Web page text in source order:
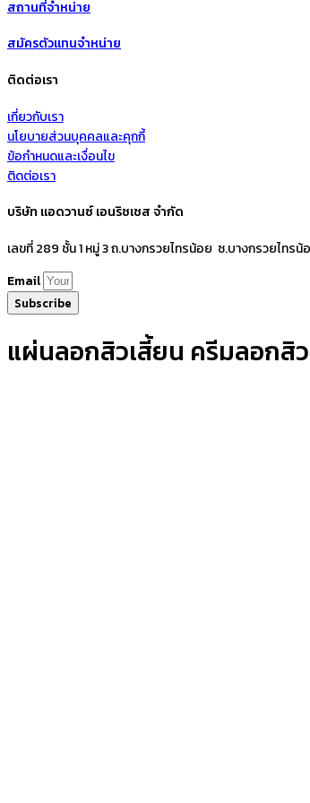
สถานที่จำหน่าย
สมัครตัวแทนจำหน่าย
ติดต่อเรา
เกี่ยวกับเรา
นโยบายส่วนบุคคลและคุกกี้
ข้อกำหนดและเงื่อนไข
ติดต่อเรา
บริษัท แอดวานซ์ เอนริชเชส จำกัด
เลขที่ 289 ชั้น 1 หมู่ 3 ถ.บางกรวยไทรน้อย ซ.บางกรวยไทร
Email
Subscribe
แผ่นลอกสิวเสี้ยน ครีมลอกสิ